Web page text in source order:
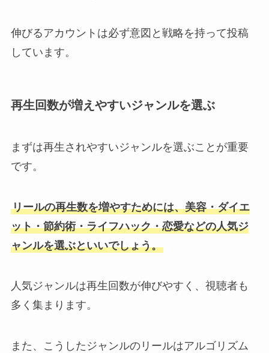
伸びるアカウントは必ず意図と戦略を持って投稿
しています。
再生回数が増えやすいジャンルを選ぶ
まずは再生されやすいジャンルを選ぶことが重要
です。
リールの再生数を増やすためには、美容・ダイエ
ット・節約術・ライフハック・恋愛などの人気ジ
ャンルを選ぶといいでしょう。
人気ジャンルは再生回数が伸びやすく、視聴者も
多く集まります。
また、こうしたジャンルのリールはアルゴリズム